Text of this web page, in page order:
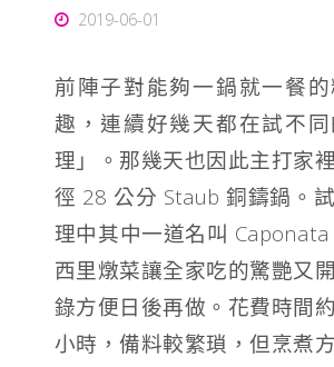
2019-06-01
前陣子對能夠一鍋就一餐
趣，連續好幾天都在試不
理」。那幾天也因此主打家
徑 28 公分 Staub 銅鑄鍋。
理中其中一道名叫
西里燉菜讓全家吃的驚艷又
錄方便日後再做。花費時間
小時，備料較繁瑣，但烹煮